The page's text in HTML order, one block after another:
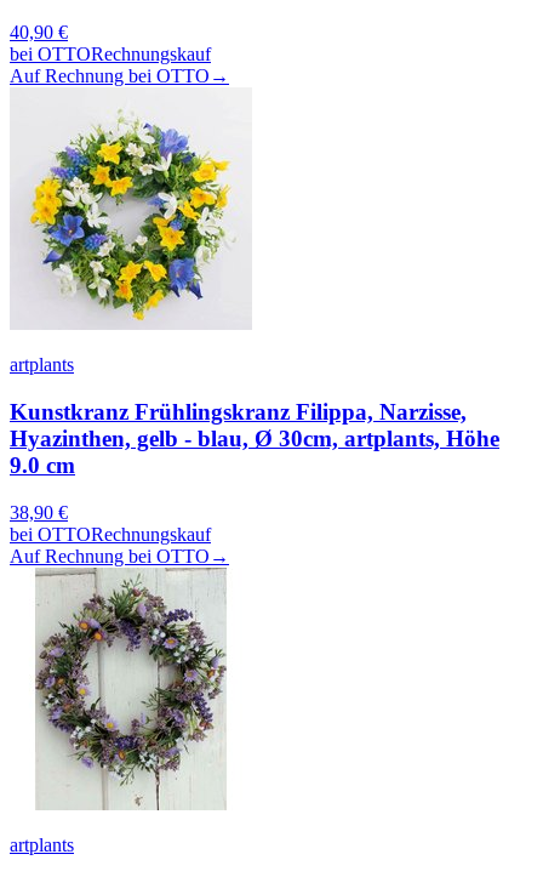
40,90 €
bei OTTORechnungskauf
Auf Rechnung bei OTTO →
artplants
Kunstkranz Frühlingskranz Filippa, Narzisse,
Hyazinthen, gelb - blau, Ø 30cm, artplants, Höhe
9.0 cm
38,90 €
bei OTTORechnungskauf
Auf Rechnung bei OTTO →
artplants